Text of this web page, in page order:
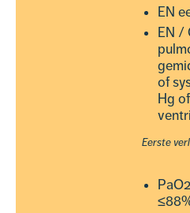
EN
EN /
of
Hg
Eerste